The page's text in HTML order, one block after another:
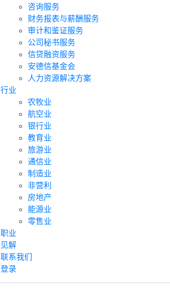
咨询服务
财务报表与薪酬服务
审计和鉴证服务
公司秘书服务
信贷融资服务
安德信基金会
人力资源解决方案
行业
农牧业
航空业
银行业
教育业
旅游业
通信业
制造业
非营利
房地产
能源业
零售业
职业
见解
联系我们
登录